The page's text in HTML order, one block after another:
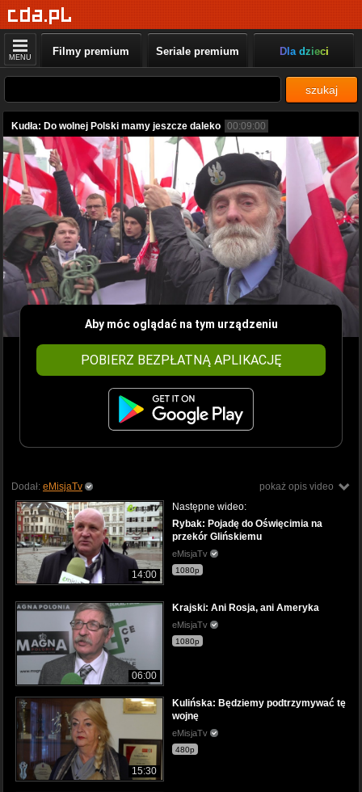
MENU Filmy premium Seriale premium Dla dzieci
szukaj
Kudła: Do wolnej Polski mamy jeszcze daleko 00:09:00
Aby móc oglądać na tym urządzeniu
POBIERZ BEZPŁATNĄ APLIKACJĘ
pokaż opis video
Dodał: eMisjaTv
14:00
Następne wideo:
Rybak: Pojadę do Oświęcimia na
przekór Glińskiemu
eMisjaTv
1080p
06:00
Krajski: Ani Rosja, ani Ameryka
eMisjaTv
1080p
15:30
Kulińska: Będziemy podtrzymywać tę
wojnę
eMisjaTv
480p